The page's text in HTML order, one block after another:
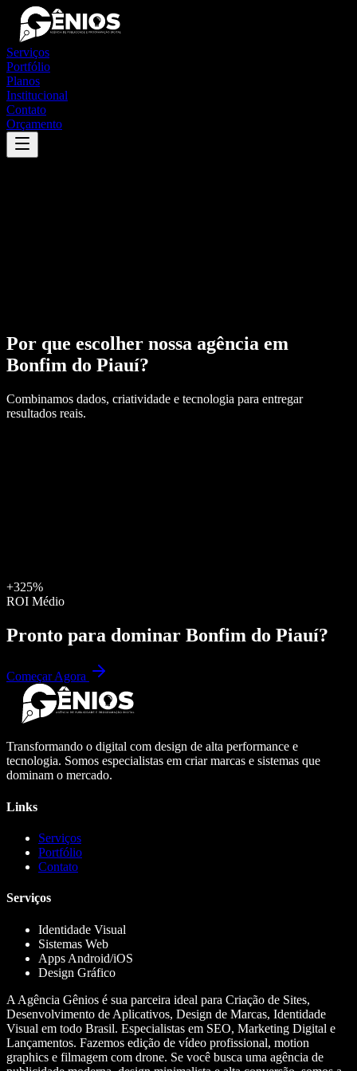
Serviços
Portfólio
Planos
Institucional
Contato
Orçamento
Por que escolher nossa agência em
Bonfim do Piauí?
Combinamos dados, criatividade e tecnologia para entregar
resultados reais.
+325%
ROI Médio
Pronto para dominar Bonfim do Piauí?
Começar Agora
Transformando o digital com design de alta performance e
tecnologia. Somos especialistas em criar marcas e sistemas que
dominam o mercado.
Links
Serviços
Portfólio
Contato
Serviços
Identidade Visual
Sistemas Web
Apps Android/iOS
Design Gráfico
A Agência Gênios é sua parceira ideal para Criação de Sites,
Desenvolvimento de Aplicativos, Design de Marcas, Identidade
Visual em todo Brasil. Especialistas em SEO, Marketing Digital e
Lançamentos. Fazemos edição de vídeo profissional, motion
graphics e filmagem com drone. Se você busca uma agência de